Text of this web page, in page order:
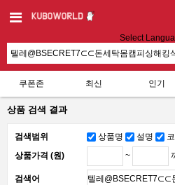
Select
쿠폰존 최신 인기
상품 검색 결과
검색범위 상품명 설명
상품가격 (원)
~
검색어